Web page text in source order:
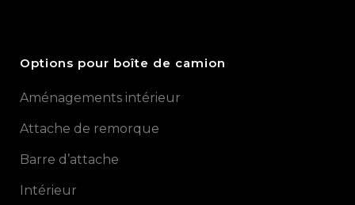
Options pour boîte de camion
Aménagements intérieur
Attache de remorque
Barre d’attache
Intérieur